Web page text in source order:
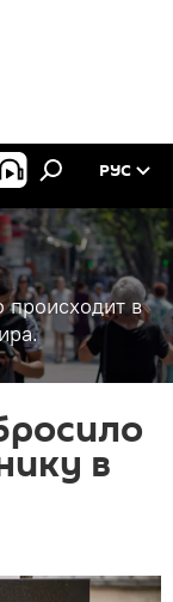
РУС
происходит в
в